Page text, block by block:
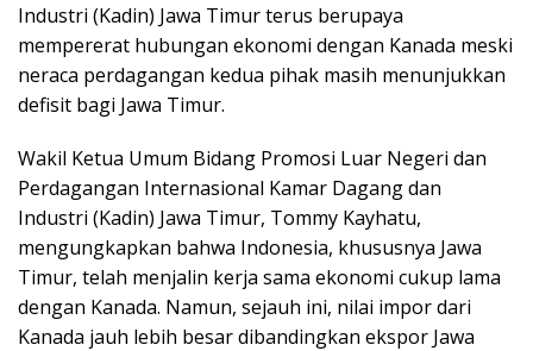
Industri (Kadin) Jawa Timur terus berupaya
mempererat hubungan ekonomi dengan Kanada meski
neraca perdagangan kedua pihak masih menunjukkan
defisit bagi Jawa Timur.
Wakil Ketua Umum Bidang Promosi Luar Negeri dan
Perdagangan Internasional Kamar Dagang dan
Industri (Kadin) Jawa Timur, Tommy Kayhatu,
mengungkapkan bahwa Indonesia, khususnya Jawa
Timur, telah menjalin kerja sama ekonomi cukup lama
dengan Kanada. Namun, sejauh ini, nilai impor dari
Kanada jauh lebih besar dibandingkan ekspor Jawa